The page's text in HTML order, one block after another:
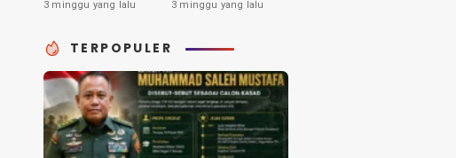
Individu Piala
Dunia 2026
3 minggu yang lalu 3 minggu yang lalu
TERPOPULER